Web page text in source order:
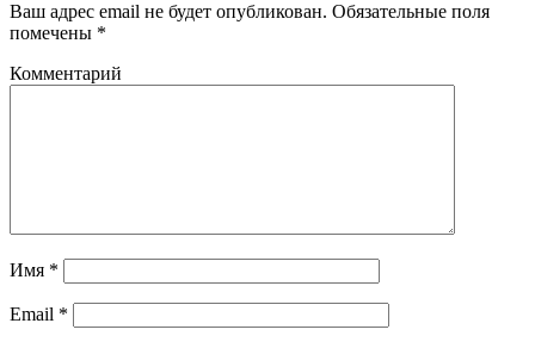
Ваш адрес email не будет опубликован. Обязательные поля
помечены *
Комментарий
Имя *
Email *